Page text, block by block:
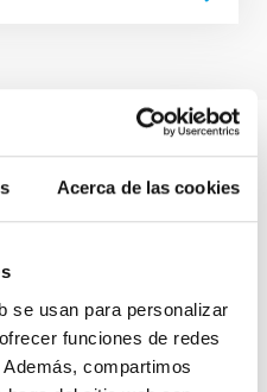
Acerca de las cookies
se usan para personalizar
funciones de redes
compartimos